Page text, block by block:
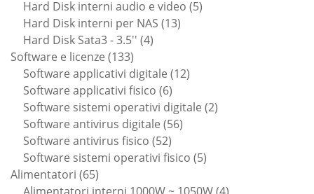
prodotti
Hard Disk interni audio e video 55
Hard Disk interni per NAS 1313
Hard Disk Sata3 - 3.5'' 44
Software e licenze 133133
prodotti
Software applicativi digitale 1212
Software applicativi fisico 66
prodotti
Software sistemi operativi digitale 22
Software antivirus digitale 5656
Software antivirus fisico 5252
prodotti
Software sistemi operativi fisico 55
Alimentatori 6565
prodotti
4